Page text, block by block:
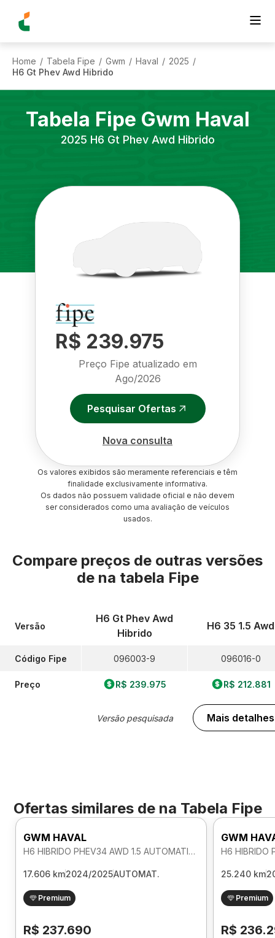
Home / Tabela Fipe / Gwm / Haval / 2025 /
H6 Gt Phev Awd Hibrido
Tabela Fipe Gwm Haval
2025 H6 Gt Phev Awd Hibrido
R$ 239.975
Preço Fipe atualizado em
Ago/2026
Pesquisar Ofertas
Nova consulta
Os valores exibidos são meramente referenciais e têm
finalidade exclusivamente informativa.
Os dados não possuem validade oficial e não devem
ser considerados como uma avaliação de veículos
usados.
Compare preços de outras versões
de na tabela Fipe
Versão
Código Fipe
Preço
H6 Gt Phev Awd
Hibrido
096003-9
R$ 239.975
Versão pesquisada
H6 35 1.5 Awd
096016-0
R$ 212.881
Mais detalhes
Ofertas similares de na Tabela Fipe
GWM HAVAL
H6 HIBRIDO PHEV34 AWD 1.5 AUTOMATICO
17.606 km2024/2025AUTOMAT.
Premium
R$ 237.690
GWM
25.240 km
Premium
R$